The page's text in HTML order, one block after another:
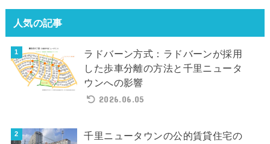
人気の記事
ラドバーン方式：ラドバーンが採用
した歩車分離の方法と千里ニュータ
ウンへの影響
2026.06.05
千里ニュータウンの公的賃貸住宅の